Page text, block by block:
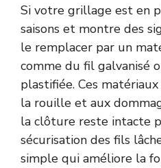
Si votre grillage est en
saisons et montre des
le remplacer par un
comme du fil galvanisé
plastifiée. Ces
la rouille et aux
la clôture reste intacte
sécurisation des fils
simple qui améliore la